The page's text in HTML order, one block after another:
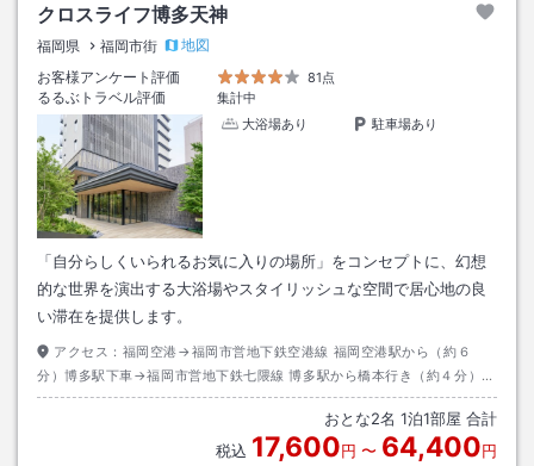
クロスライフ博多天神
福岡県 福岡市街
地図
お客様アンケート評価
81点
るるぶトラベル評価
集計中
大浴場あり
駐車場あり
「自分らしくいられるお気に入りの場所」をコンセプトに、幻想
的な世界を演出する大浴場やスタイリッシュな空間で居心地の良
い滞在を提供します。
アクセス： 福岡空港→福岡市営地下鉄空港線 福岡空港駅から（約６
分）博多駅下車→福岡市営地下鉄七隈線 博多駅から橋本行き（約４分）天
神南駅下車 ６番出口→徒歩約７分
おとな2名 1泊1部屋 合計
税込 17,600円 〜 64,400円